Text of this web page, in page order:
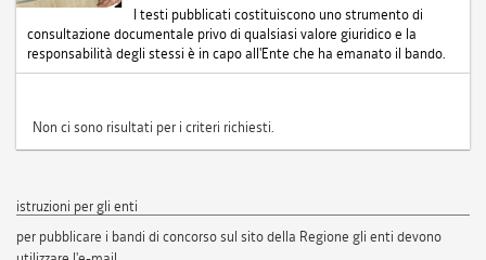
I testi pubblicati costituiscono uno strumento di
consultazione documentale privo di qualsiasi valore giuridico e la
responsabilità degli stessi è in capo all'Ente che ha emanato il bando.
Non ci sono risultati per i criteri richiesti.
istruzioni per gli enti
per pubblicare i bandi di concorso sul sito della Regione gli enti devono